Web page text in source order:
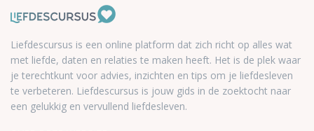
Liefdescursus is een online platform dat zich richt op alles wat
met liefde, daten en relaties te maken heeft. Het is de plek waar
je terechtkunt voor advies, inzichten en tips om je liefdesleven
te verbeteren. Liefdescursus is jouw gids in de zoektocht naar
een gelukkig en vervullend liefdesleven.